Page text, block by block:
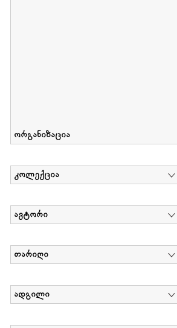
ორგანიზაცია
კოლექცია
ავტორი
თარიღი
ადგილი